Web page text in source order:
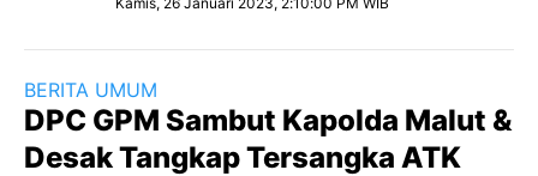
BERITA UMUM
DPC GPM Sambut Kapolda Malut &
Desak Tangkap Tersangka ATK